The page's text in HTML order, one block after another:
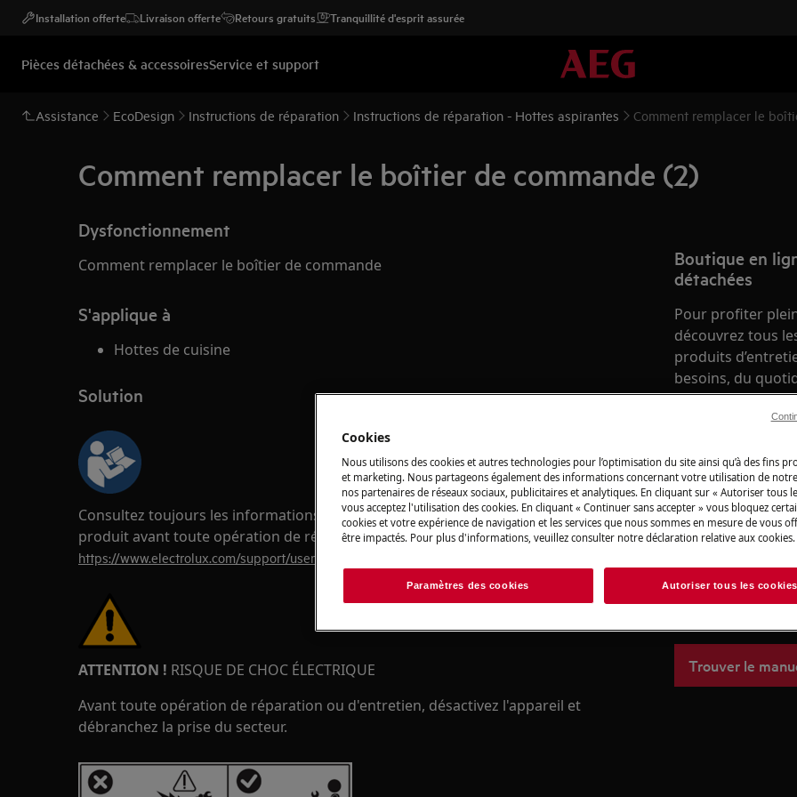
Installation offerte Livraison offerte Retours gratuits Tranquillité d'esprit assurée
Pièces détachées & accessoiresService et support
Assistance EcoDesign Instructions de réparation Instructions de réparation - Hottes aspirantes Comment remplacer le
Comment remplacer le boîtier de commande (2)
Dysfonctionnement
Comment remplacer le boîtier de commande
S'applique à
Hottes de cuisine
Solution
Consultez toujours les informations de sécurité du manuel d'utilisation de votre
produit avant toute opération de réparation ou de maintenance.
https://www.electrolux.com/support/user-manuals/
ATTENTION ! RISQUE DE CHOC ÉLECTRIQUE
Avant toute opération de réparation ou d'entretien, désactivez l'appareil et
débranchez la prise du secteur.
Boutique en
détachées
Pour profiter
découvrez tous
produits
besoins, du
boutique en ligne
Vers la
Trouvez votre
Trouvez la
instructions et
Trouver le
Cookies
Nous utilisons des cookies et autres technologies pour l’optimisation du site ainsi qu’à des fins
et marketing. Nous partageons également des informations concernant votre utilisation de
nos partenaires de réseaux sociaux, publicitaires et analytiques. En cliquant sur « Autoriser tous
vous acceptez l'utilisation des cookies. En cliquant « Continuer sans accepter » vous bloquez
cookies et votre expérience de navigation et les services que nous sommes en mesure de vous
être impactés. Pour plus d'informations, veuillez consulter notre déclaration relative aux cookies.
Paramètres des cookies Autoriser tous les cookies